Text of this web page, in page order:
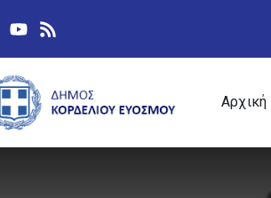
Αρχική